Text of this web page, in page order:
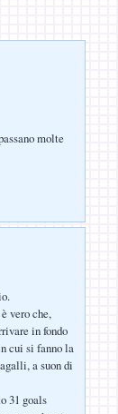
molte
vero che,
in fondo
cui si fanno la
a suon di
31 goals